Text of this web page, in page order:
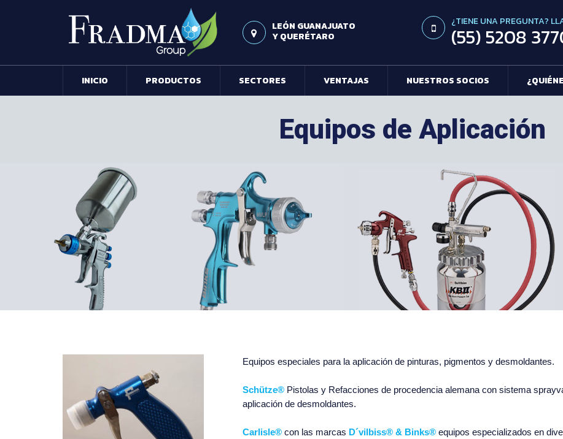
LEÓN GUANAJUATO
Y QUERÉTARO
¿TIENE UNA PREGUNTA?
(55) 5208
INICIO PRODUCTOS SECTORES VENTAJAS NUESTROS SOCIOS
Equipos de Aplicación
Equipos especiales para la aplicación de pinturas, pigmentos y desmoldantes.
Schütze®Pistolas y Refacciones de procedencia alemana con sistema
aplicación de desmoldantes.
Carlisle®con las marcas D´vilbiss®& Binks®equipos especializados en